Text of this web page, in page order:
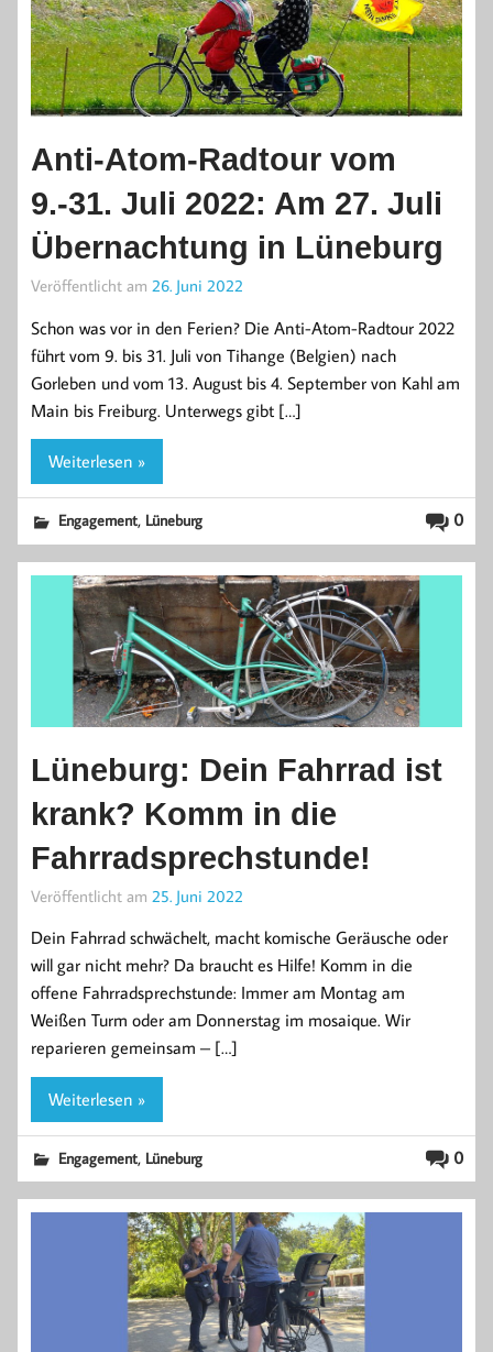
Anti-Atom-Radtour vom
9.-31. Juli 2022: Am 27. Juli
Übernachtung in Lüneburg
Veröffentlicht am 26. Juni 2022
Schon was vor in den Ferien? Die Anti-Atom-Radtour 2022
führt vom 9. bis 31. Juli von Tihange (Belgien) nach
Gorleben und vom 13. August bis 4. September von Kahl am
Main bis Freiburg. Unterwegs gibt […]
Weiterlesen »
0
Engagement, Lüneburg
Lüneburg: Dein Fahrrad ist
krank? Komm in die
Fahrradsprechstunde!
Veröffentlicht am 25. Juni 2022
Dein Fahrrad schwächelt, macht komische Geräusche oder
will gar nicht mehr? Da braucht es Hilfe! Komm in die
offene Fahrradsprechstunde: Immer am Montag am
Weißen Turm oder am Donnerstag im mosaique. Wir
reparieren gemeinsam – […]
Weiterlesen »
0
Engagement, Lüneburg